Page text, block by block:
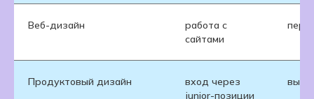
Веб-дизайн
работа с
сайтами
Продуктовый дизайн
вход через
junior-позиции